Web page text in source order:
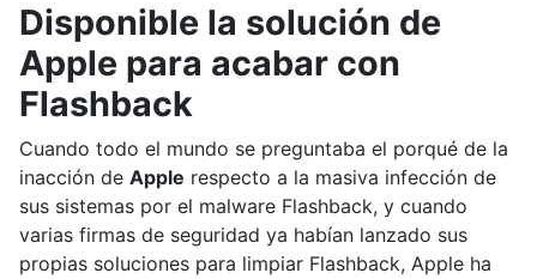
Disponible la solución de
Apple para acabar con
Flashback
Cuando todo el mundo se preguntaba el porqué de la
inacción de Apple respecto a la masiva infección de
sus sistemas por el malware Flashback, y cuando
varias firmas de seguridad ya habían lanzado sus
propias soluciones para limpiar Flashback, Apple ha